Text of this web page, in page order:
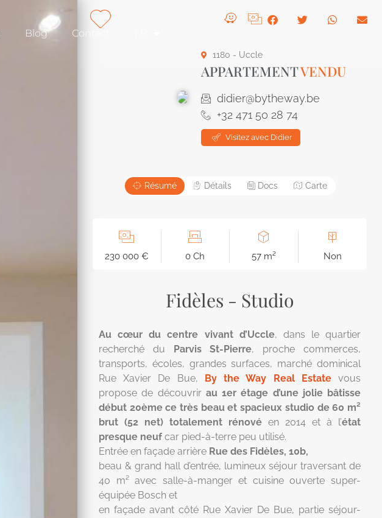
Blog Contact
1180 - Uccle
APPARTEMENTVENDU
didier@bytheway.be
+32 471 50 28 74
Visitez avec Didier
Résumé Détails Docs Carte
230 000 € 0 Ch 57 m² Non
Fidèles - Studio
Au cœur du centre vivant d’Uccle, dans le quartier
recherché du
Parvis St-Pierre, proche commerces,
transports, écoles, grandes surfaces, marché dominical
Rue Xavier De Bue,
By the Way Real Estatevous
propose de découvrir au 1er étage d’une jolie bâtisse
début 20ème ce très beau et spacieux studio de 60 m²
brut (52 net) totalement rénové en 2014 et à l’état
presque neuf car pied-à-terre peu utilisé.
Entrée en façade arrière Rue des Fidèles, 10b,
beau & grand hall d’entrée, lumineux séjour traversant de
40 m² avec salle-à-manger et cuisine ouverte super-
équipée Bosch et
en façade avant côté Rue Xavier De Bue, partie séjour-